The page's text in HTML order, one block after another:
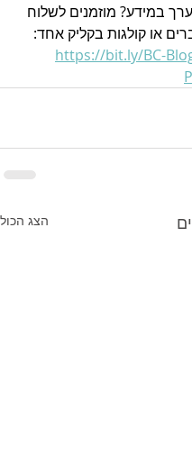
במידע? מוזמנים לשלוח
או קולגות בקליק אחד:
https://bit.ly/BC-
הצג הכול